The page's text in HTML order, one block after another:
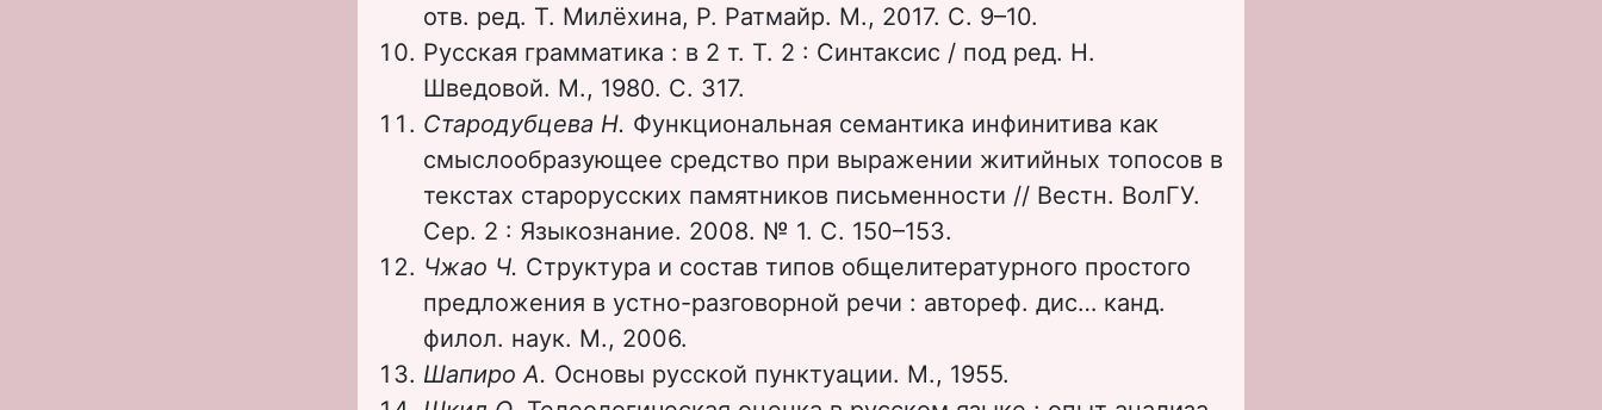
отв. ред. Т. Милёхина, Р. Ратмайр. М., 2017. С. 9–10.
Русская грамматика : в 2 т. Т. 2 : Синтаксис / под ред. Н.
Шведовой. М., 1980. С. 317.
Стародубцева Н. Функциональная семантика инфинитива как
смыслообразующее средство при выражении житийных топосов в
текстах старорусских памятников письменности // Вестн. ВолГУ.
Сер. 2 : Языкознание. 2008. № 1. C. 150–153.
Чжао Ч. Структура и состав типов общелитературного простого
предложения в устно-разговорной речи : автореф. дис… канд.
филол. наук. М., 2006.
Шапиро А. Основы русской пунктуации. М., 1955.